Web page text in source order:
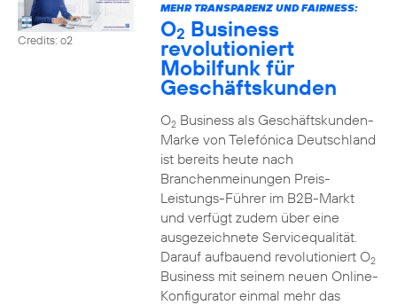
Credits: o2
MEHR TRANSPARENZ UND FAIRNESS:
O2 Business
revolutioniert
Mobilfunk für
Geschäftskunden
O2Business als Geschäftskunden-
Marke von Telefónica Deutschland
ist bereits heute nach
Branchenmeinungen Preis-
Leistungs-Führer im B2B-Markt
und verfügt zudem über eine
ausgezeichnete Servicequalität.
Darauf aufbauend revolutioniert O2
Business mit seinem neuen Online-
Konfigurator einmal mehr das